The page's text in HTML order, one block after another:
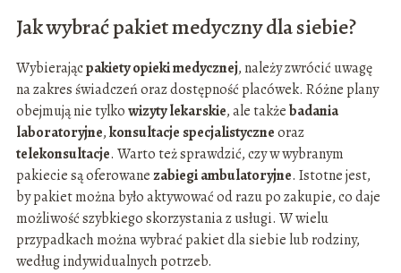
Jak wybrać pakiet medyczny dla siebie?
Wybierającpakiety opieki medycznej, należy zwrócić uwagę
na zakres świadczeń oraz dostępność placówek. Różne plany
obejmują nie tylkowizyty lekarskie, ale takżebadania
laboratoryjne,konsultacje specjalistyczneoraz
telekonsultacje. Warto też sprawdzić, czy w wybranym
pakiecie są oferowanezabiegi ambulatoryjne. Istotne jest,
by pakiet można było aktywować od razu po zakupie, co daje
możliwość szybkiego skorzystania z usługi. W wielu
przypadkach można wybrać pakiet dla siebie lub rodziny,
według indywidualnych potrzeb.